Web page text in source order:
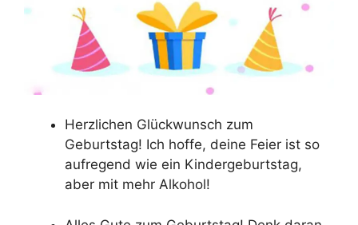
Herzlichen Glückwunsch zum
Geburtstag! Ich hoffe, deine Feier ist so
aufregend wie ein Kindergeburtstag,
aber mit mehr Alkohol!